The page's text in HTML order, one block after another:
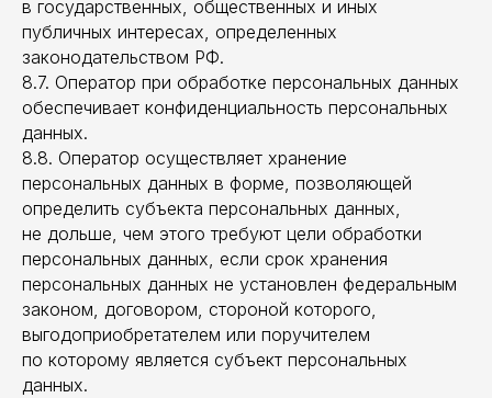
в государственных, общественных и иных
публичных интересах, определенных
законодательством РФ.
8.7. Оператор при обработке персональных данных
обеспечивает конфиденциальность персональных
данных.
8.8. Оператор осуществляет хранение
персональных данных в форме, позволяющей
определить субъекта персональных данных,
не дольше, чем этого требуют цели обработки
персональных данных, если срок хранения
персональных данных не установлен федеральным
законом, договором, стороной которого,
выгодоприобретателем или поручителем
по которому является субъект персональных
данных.
ПОЛИТИКА КОНФИДЕНЦИАЛЬНОСТИ
ПОЛЬЗОВАТЕЛЬСКОЕ СОГЛАШЕНИЕ